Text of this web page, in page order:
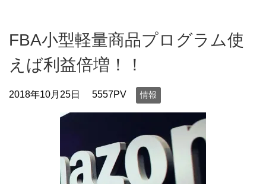
FBA小型軽量商品プログラム使
えば利益倍増！！
2018年10月25日 5557PV 情報